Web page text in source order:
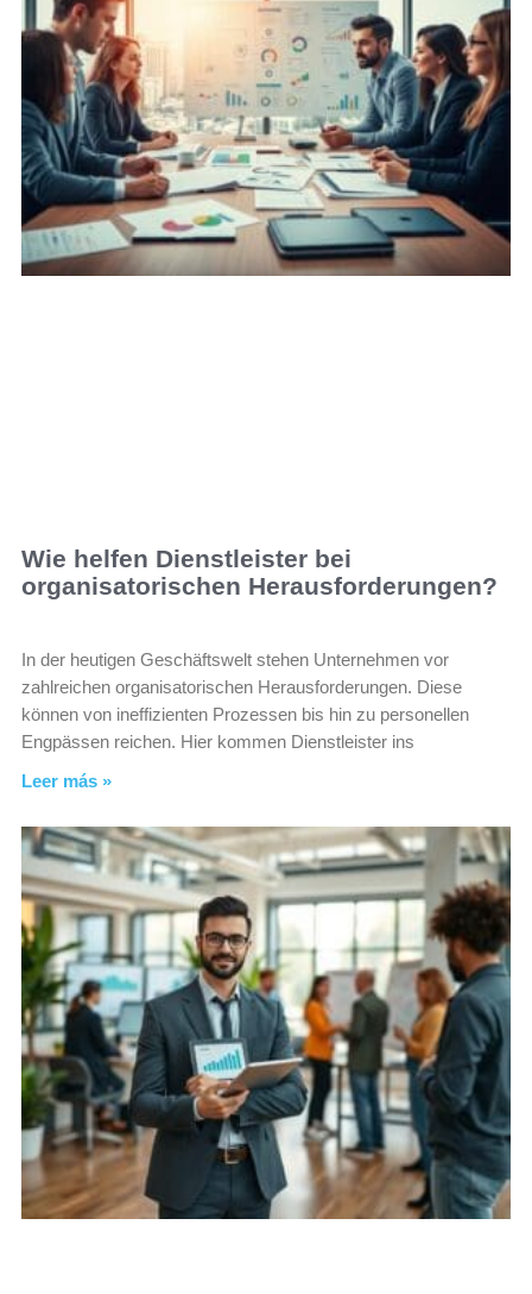
Wie helfen Dienstleister bei
organisatorischen Herausforderungen?
In der heutigen Geschäftswelt stehen Unternehmen vor
zahlreichen organisatorischen Herausforderungen. Diese
können von ineffizienten Prozessen bis hin zu personellen
Engpässen reichen. Hier kommen Dienstleister ins
Leer más »